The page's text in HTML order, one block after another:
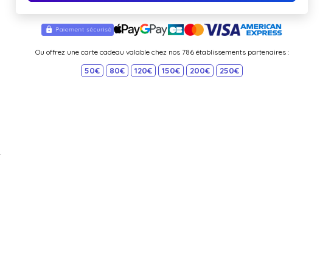
Ou offrez une carte cadeau valable chez nos 786 établissements partenaires :
50€ 80€ 120€ 150€ 200€ 250€